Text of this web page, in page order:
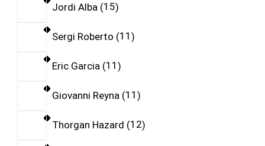
Jordi Alba 15
Sergi Roberto 11
Eric Garcia 11
Giovanni Reyna 11
Thorgan Hazard 12